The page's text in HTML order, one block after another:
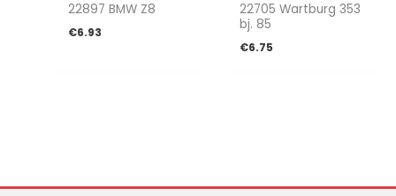
22897 BMW Z8
€6.93
22705 Wartburg 353
bj. 85
€6.75